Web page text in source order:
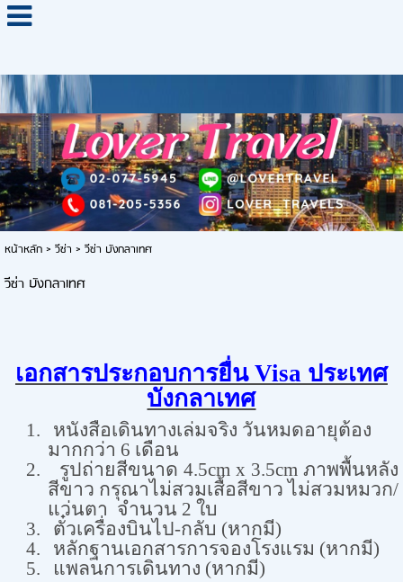
หน้าหลัก> วีซ่า > วีซ่า บังกลาเทศ
วีซ่า บังกลาเทศ
เอกสารประกอบการยื่น Visa ประเทศ
บังกลาเทศ
1. หนังสือเดินทางเล่มจริง วันหมดอายุต้อง
มากกว่า 6 เดือน
2.
รูปถ่ายสีขนาด4.5cm x 3.5cm ภาพพื้นหลัง
สีขาว กรุณาไม่สวมเสื้อสีขาว ไม่สวมหมวก/
แว่นตา จำนวน 2 ใบ
3.
ตั๋วเครื่องบินไป-กลับ (หากมี)
4.
หลักฐานเอกสารการจองโรงแรม (หากมี)
5.
แพลนการเดินทาง (หากมี)